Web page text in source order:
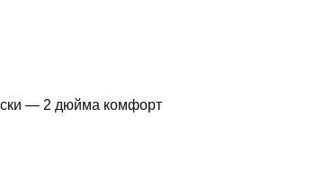
— 2 дюйма комфорт